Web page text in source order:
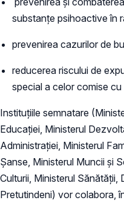
substanțe psihoactive în
prevenirea cazurilor de
reducerea riscului de
special a celor comise cu
Instituțiile semnatare
Educației, Ministerul
Administrației, Ministerul
Șanse, Ministerul Muncii și
Culturii, Ministerul Sănătății,
Pretutindeni) vor colabora,